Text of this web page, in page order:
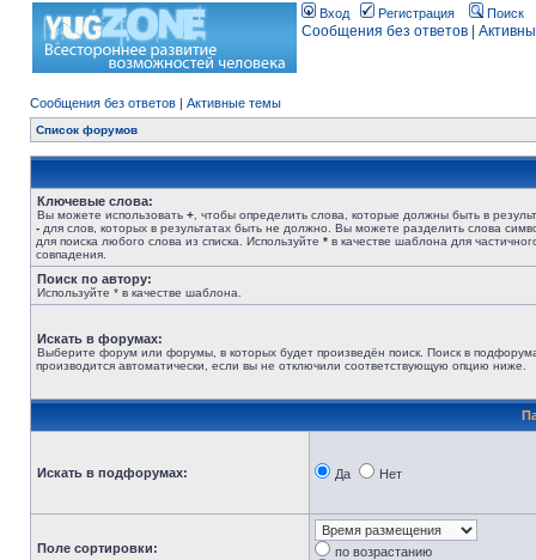
Вход Регистрация Поиск
Сообщения без ответов
Сообщения без ответов | Активные темы
Список форумов
Ключевые слова:
Вы можете использовать + , чтобы определить слова, которые должны быть в
- для слов, которых в результатах быть не должно. Вы можете разделить слова
для поиска любого слова из списка. Используйте * в качестве шаблона для
совпадения.
Поиск по автору:
Используйте * в качестве шаблона.
Искать в форумах:
Выберите форум или форумы, в которых будет произведён поиск. Поиск в
производится автоматически, если вы не отключили соответствующую опцию ниже.
Искать в подфорумах: Да Нет
Поле сортировки:
по возрастанию